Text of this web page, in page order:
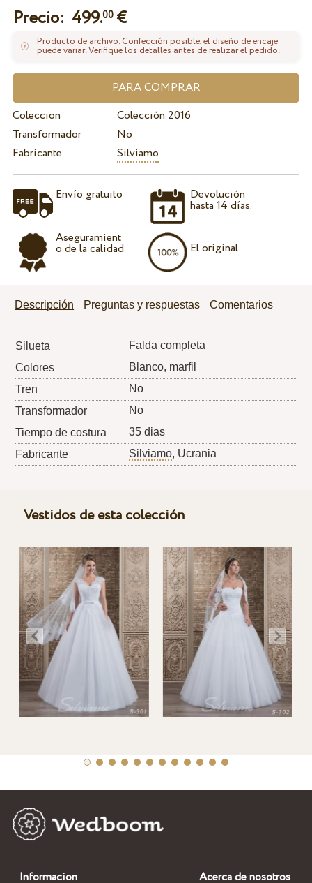
Precio: 499.00€
Producto de archivo. Confección posible, el diseño de encaje
puede variar. Verifique los detalles antes de realizar el pedido.
Coleccion
Colección 2016
Transformador
No
Fabricante
Silviamo
Envío gratuito
Aseguramient
o de la calidad
Devolución
hasta 14 días.
El original
Descripción Preguntas y respuestas Comentarios
Silueta
Falda completa
Colores
Blanco, marfil
Tren
No
Transformador
No
Tiempo de costura
35 dias
Fabricante
Silviamo, Ucrania
Vestidos de esta colección
Informacion Acerca de nosotros